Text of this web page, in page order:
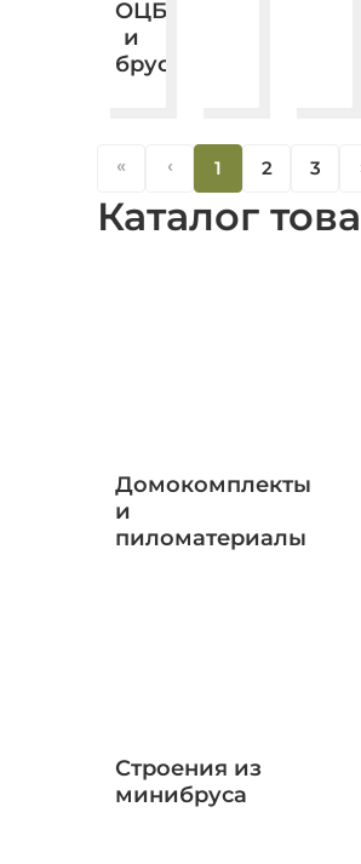
ОЦБ
и
бруса.
« ‹ 1 2 3
Каталог
Домокомплекты
и
пиломатериалы
Строения из
минибруса